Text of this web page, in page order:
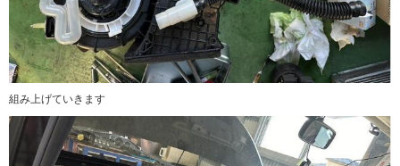
組み上げていきます